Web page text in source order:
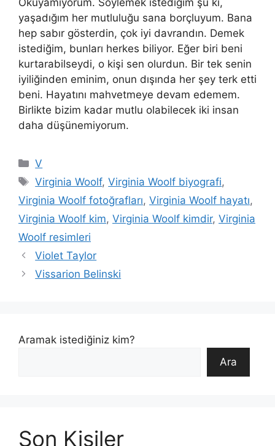
Okuyamıyorum. Söylemek istediğim şu ki,
yaşadığım her mutluluğu sana borçluyum. Bana
hep sabır gösterdin, çok iyi davrandın. Demek
istediğim, bunları herkes biliyor. Eğer biri beni
kurtarabilseydi, o kişi sen olurdun. Bir tek senin
iyiliğinden eminim, onun dışında her şey terk etti
beni. Hayatını mahvetmeye devam edemem.
Birlikte bizim kadar mutlu olabilecek iki insan
daha düşünemiyorum.
Kategoriler
V
Etiketler
Virginia Woolf,Virginia Woolf biyografi,
Virginia Woolf fotoğrafları, Virginia Woolf hayatı,
Virginia Woolf kim, Virginia Woolf kimdir, Virginia
Woolf resimleri
Violet Taylor
Vissarion Belinski
Aramak istediğiniz kim?
Ara
Son Kişiler